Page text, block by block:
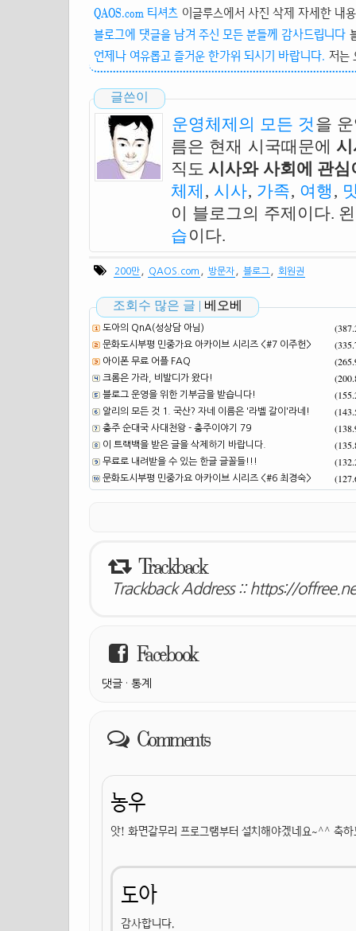
QAOS.com 티셔츠 이글루스에서 사진 삭제 자세한 내
블로그에 댓글을 남겨 주신 모든 분들께 감사드립니다
언제나 여유롭고 즐거운 한가위 되시기 바랍니다. 저는
글쓴이
운영체제의 모든 것 을
름은 현재 시국때문에
직도 시사와 사회에 관
체제 , 시사, 가족, 여행 ,
이 블로그의 주제이다.
습이다.
200만 QAOS.com 방문자 블로그 회원권
조회수 많은 글 | 베오베
도아의 QnA(성상담 아님)
문화도시부평 민중가요 아카이브 시리즈 <#7 이주헌>
아이폰 무료 어플 FAQ
크롬은 가라, 비발디가 왔다!
블로그 운영을 위한 기부금을 받습니다!
알리의 모든 것 1. 국산? 자네 이름은 '라벨 갈이'라네!
충주 순대국 사대천왕 - 충주이야기 79
이 트랙백을 받은 글을 삭제하기 바랍니다.
무료로 내려받을 수 있는 한글 글꼴들!!!
문화도시부평 민중가요 아카이브 시리즈 <#6 최경숙>
Trackback
Trackback Address :: https://
Facebook
댓글 · 통계
Comments
농우
앗! 화면갈무리 프로그램부터 설치해야겠네요~^^ 축
도아
감사합니다.